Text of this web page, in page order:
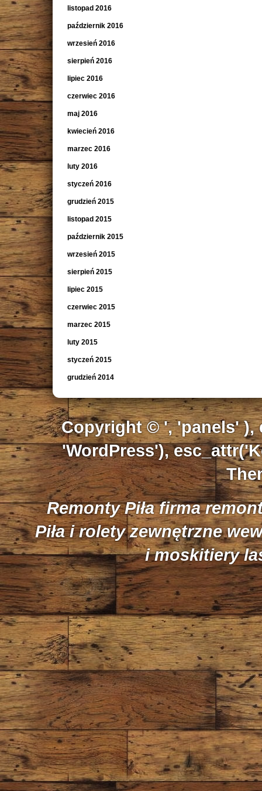
listopad 2016
październik 2016
wrzesień 2016
sierpień 2016
lipiec 2016
czerwiec 2016
maj 2016
kwiecień 2016
marzec 2016
luty 2016
styczeń 2016
grudzień 2015
listopad 2015
październik 2015
wrzesień 2015
sierpień 2015
lipiec 2015
czerwiec 2015
marzec 2015
luty 2015
styczeń 2015
grudzień 2014
Copyright © ', 'panels' ),
'WordPress'),
Remonty Piła firma
Piła i rolety zewnętrzne
i moskitiery